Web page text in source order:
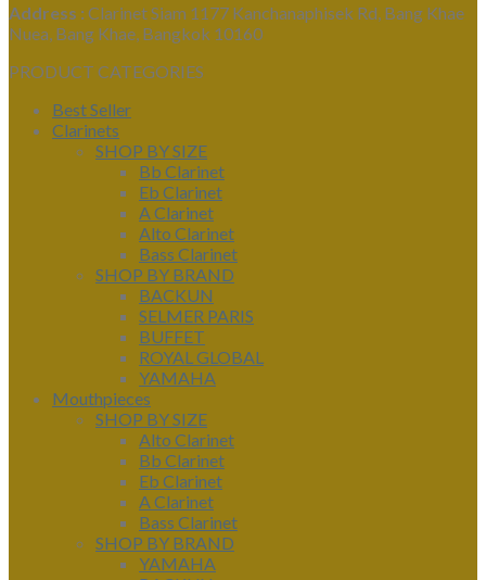
Address : Clarinet Siam 1177 Kanchanaphisek Rd, Bang Khae
Nuea, Bang Khae, Bangkok 10160
PRODUCT CATEGORIES
Best Seller
Clarinets
SHOP BY SIZE
Bb Clarinet
Eb Clarinet
A Clarinet
Alto Clarinet
Bass Clarinet
SHOP BY BRAND
BACKUN
SELMER PARIS
BUFFET
ROYAL GLOBAL
YAMAHA
Mouthpieces
SHOP BY SIZE
Alto Clarinet
Bb Clarinet
Eb Clarinet
A Clarinet
Bass Clarinet
SHOP BY BRAND
YAMAHA